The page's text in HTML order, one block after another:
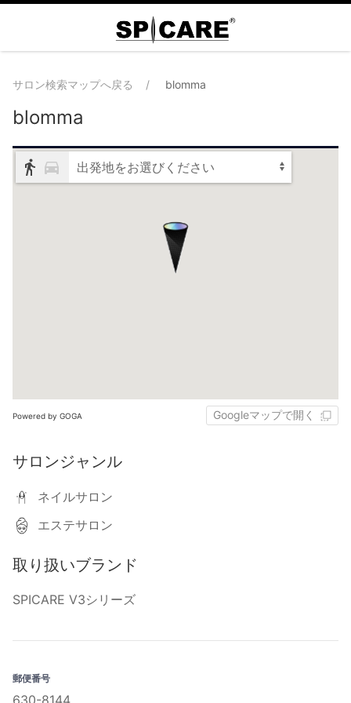
サロン検索マップへ戻る blomma
blomma
出発地をお選びください
Powered by GOGA Googleマップで開く
サロンジャンル
ネイルサロン
エステサロン
取り扱いブランド
SPICARE V3シリーズ
郵便番号